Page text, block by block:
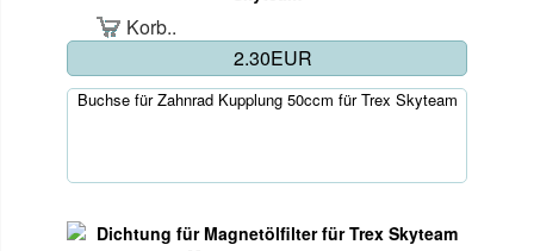
Korb..
2.30EUR
Buchse für Zahnrad Kupplung 50ccm für Trex Skyteam